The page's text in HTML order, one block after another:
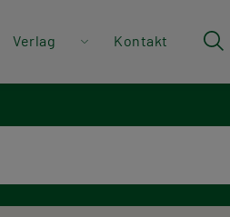
Verlag Kontakt